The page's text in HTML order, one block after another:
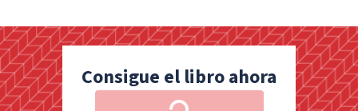
Consigue el libro ahora